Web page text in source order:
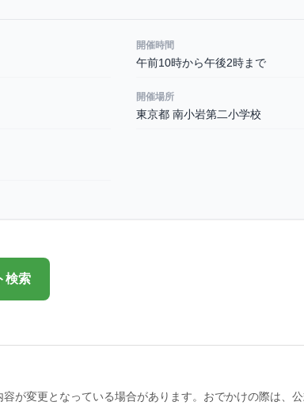
開催時間
午前10時から午後2時まで
開催場所
東京都 南小岩第二小学校
検索
が変更となっている場合があります。おでかけの際は、